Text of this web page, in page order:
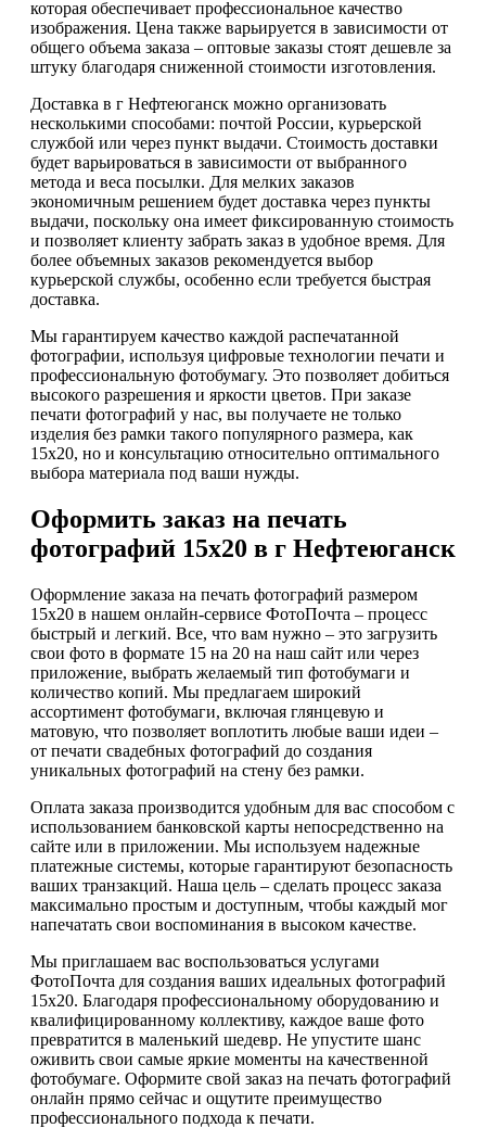
которая обеспечивает профессиональное качество
изображения. Цена также варьируется в зависимости от
общего объема заказа – оптовые заказы стоят дешевле за
штуку благодаря сниженной стоимости изготовления.
Доставка в г Нефтеюганск можно организовать
несколькими способами: почтой России, курьерской
службой или через пункт выдачи. Стоимость доставки
будет варьироваться в зависимости от выбранного
метода и веса посылки. Для мелких заказов
экономичным решением будет доставка через пункты
выдачи, поскольку она имеет фиксированную стоимость
и позволяет клиенту забрать заказ в удобное время. Для
более объемных заказов рекомендуется выбор
курьерской службы, особенно если требуется быстрая
доставка.
Мы гарантируем качество каждой распечатанной
фотографии, используя цифровые технологии печати и
профессиональную фотобумагу. Это позволяет добиться
высокого разрешения и яркости цветов. При заказе
печати фотографий у нас, вы получаете не только
изделия без рамки такого популярного размера, как
15х20, но и консультацию относительно оптимального
выбора материала под ваши нужды.
Оформить заказ на печать
фотографий 15х20 в г Нефтеюганск
Оформление заказа на печать фотографий размером
15х20 в нашем онлайн-сервисе ФотоПочта – процесс
быстрый и легкий. Все, что вам нужно – это загрузить
свои фото в формате 15 на 20 на наш сайт или через
приложение, выбрать желаемый тип фотобумаги и
количество копий. Мы предлагаем широкий
ассортимент фотобумаги, включая глянцевую и
матовую, что позволяет воплотить любые ваши идеи –
от печати свадебных фотографий до создания
уникальных фотографий на стену без рамки.
Оплата заказа производится удобным для вас способом с
использованием банковской карты непосредственно на
сайте или в приложении. Мы используем надежные
платежные системы, которые гарантируют безопасность
ваших транзакций. Наша цель – сделать процесс заказа
максимально простым и доступным, чтобы каждый мог
напечатать свои воспоминания в высоком качестве.
Мы приглашаем вас воспользоваться услугами
ФотоПочта для создания ваших идеальных фотографий
15х20. Благодаря профессиональному оборудованию и
квалифицированному коллективу, каждое ваше фото
превратится в маленький шедевр. Не упустите шанс
оживить свои самые яркие моменты на качественной
фотобумаге. Оформите свой заказ на печать фотографий
онлайн прямо сейчас и ощутите преимущество
профессионального подхода к печати.